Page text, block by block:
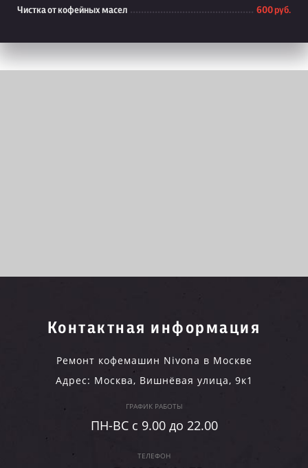
Чистка от кофейных масел 600 руб.
Контактная информация
Ремонт кофемашин Nivona в Москве
Адрес: Москва, Вишнёвая улица, 9к1
ГРАФИК РАБОТЫ
ПН-ВC c 9.00 до 22.00
ТЕЛЕФОН